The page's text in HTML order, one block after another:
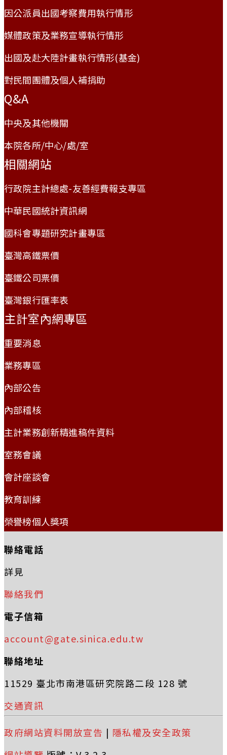
因公派員出國考察費用執行情形
媒體政策及業務宣導執行情形
出國及赴大陸計畫執行情形(基金)
對民間團體及個人補捐助
Q&A
中央及其他機關
本院各所/中心/處/室
相關網站
行政院主計總處-友善經費報支專區
中華民國統計資訊網
國科會專題研究計畫專區
臺灣高鐵票價
臺鐵公司票價
臺灣銀行匯率表
主計室內網專區
重要消息
業務專區
內部公告
內部稽核
主計業務創新精進稿件資料
室務會議
會計座談會
教育訓練
榮譽榜個人獎項
聯絡電話
詳見
聯絡我們
電子信箱
account@gate.sinica.edu.tw
聯絡地址
11529 臺北市南港區研究院路二段 128 號
交通資訊
政府網站資料開放宣告 | 隱私權及安全政策